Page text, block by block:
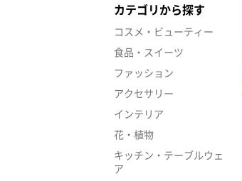
カテゴリから探す
コスメ・ビューティー
食品・スイーツ
ファッション
アクセサリー
インテリア
花・植物
キッチン・テーブルウェ
ア